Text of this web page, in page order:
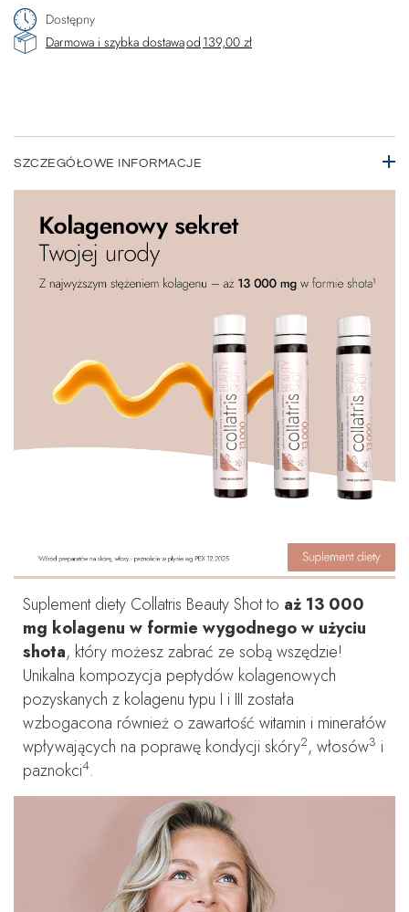
Dostępny
Darmowa i szybka dostawaod 139,00 zł
SZCZEGÓŁOWE INFORMACJE
Suplement diety Collatris Beauty Shot to aż 13 000
mg kolagenu w formie wygodnego w użyciu
shota, który możesz zabrać ze sobą wszędzie!
Unikalna kompozycja peptydów kolagenowych
pozyskanych z kolagenu typu I i III została
wzbogacona również o zawartość witamin i minerałów
wpływających na poprawę kondycji skóry2, włosów3 i
paznokci4.